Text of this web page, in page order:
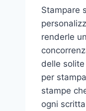
Stampare
renderle
delle
per
stampe
ogni